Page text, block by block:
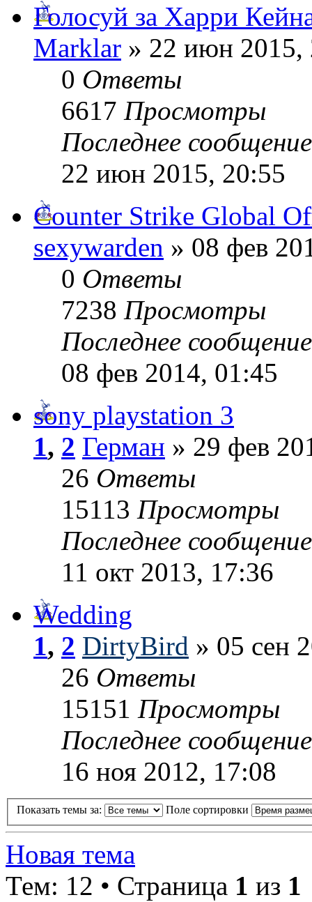
Голосуй за Харри
Marklar » 22 июн 2015,
0 Ответы
6617 Просмотры
Последнее
22 июн 2015, 20:55
Counter Strike Global
sexywarden » 08 фев
0 Ответы
7238 Просмотры
Последнее
08 фев 2014, 01:45
sony playstation 3
1, 2 Герман » 29 фев
26 Ответы
15113 Просмотры
Последнее
11 окт 2013, 17:36
Wedding
1, 2 DirtyBird » 05 сен
26 Ответы
15151 Просмотры
Последнее
16 ноя 2012, 17:08
Показать темы за: Поле сортировки
Новая тема
Тем: 12 • Страница 1 из 1